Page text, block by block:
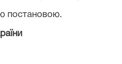
постановою.